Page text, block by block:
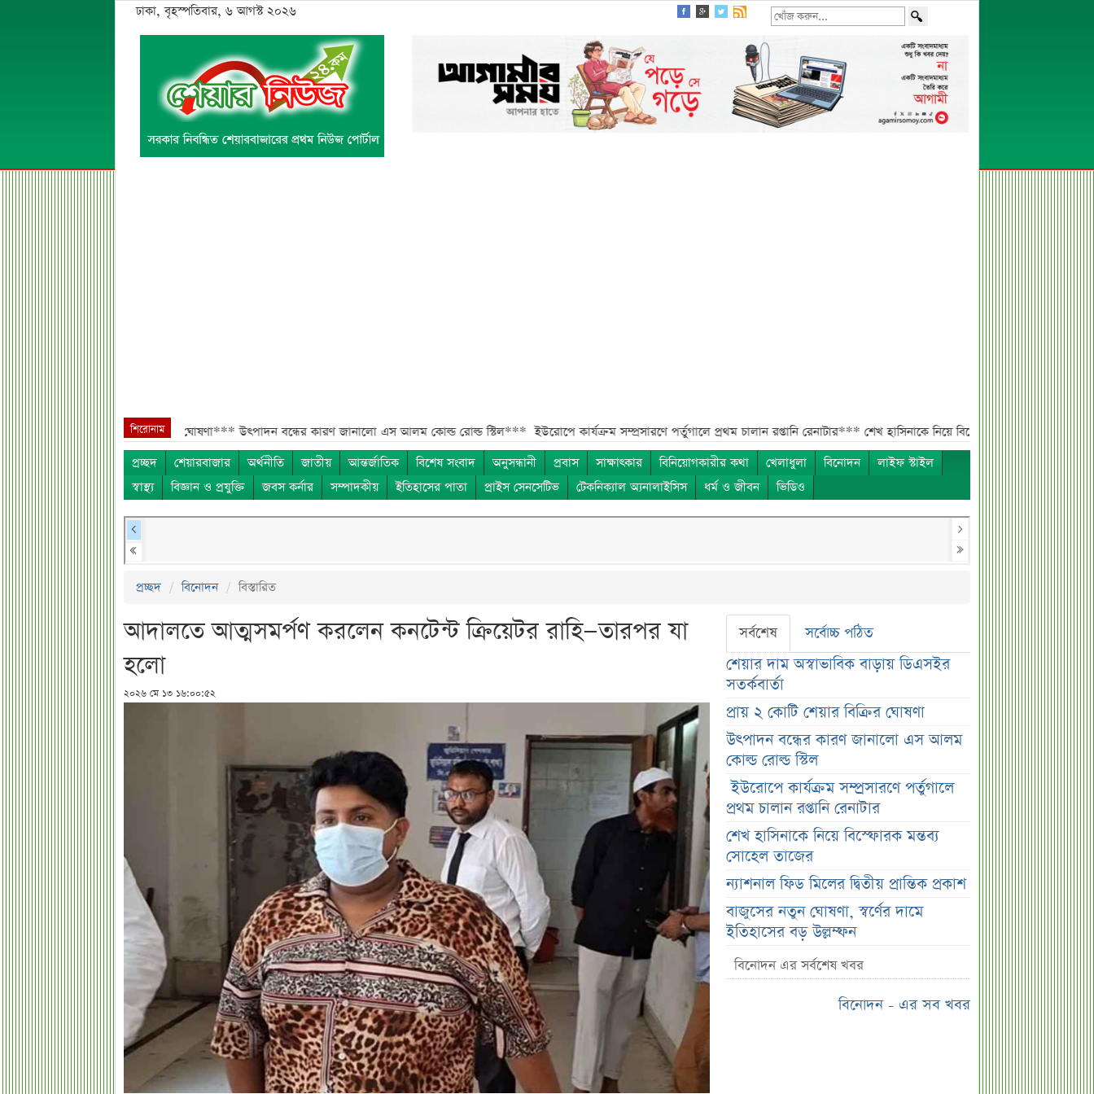
ঢাকা, বৃহস্পতিবার, ৬ আগস্ট ২০২৬
শিরোনাম
প্রায় ২ কোটি শেয়ার বিক্রির ঘোষণা*** উৎপাদন বন্ধের কারণ জানালো এস আলম কোল্ড রোল্ড স্টিল*** ইউরোপে কার্যক্রম সম্প্রসারণে পর্তুগালে প্রথম চালান রপ্তানি রেনাটার*** শেখ হাসিনাকে নিয়ে বিস্ফোরক মন্তব্য সোহেল তাজের***
প্রচ্ছদ
শেয়ারবাজার অর্থনীতি জাতীয় আন্তর্জাতিক বিশেষ সংবাদ অনুসন্ধানী প্রবাস সাক্ষাৎকার বিনিয়োগকারীর কথা খেলাধুলা বিনোদন
লাইফ স্টাইল
স্বাস্থ্য
বিজ্ঞান ও প্রযুক্তি জবস কর্নার সম্পাদকীয় ইতিহাসের পাতা প্রাইস সেনসেটিভ টেকনিক্যাল অ্যনালাইসিস ধর্ম ও জীবন ভিডিও
প্রচ্ছদ বিনোদন বিস্তারিত
আদালতে আত্মসমর্পণ করলেন কনটেন্ট ক্রিয়েটর রাহি—তারপর যা
হলো
২০২৬ মে ১৩ ১৬:০০:৫২
সর্বশেষ সর্বোচ্চ পঠিত
শেয়ার দাম অস্বাভাবিক বাড়ায় ডিএসইর
সতর্কবার্তা
প্রায় ২ কোটি শেয়ার বিক্রির ঘোষণা
উৎপাদন বন্ধের কারণ জানালো এস আলম
কোল্ড রোল্ড স্টিল
ইউরোপে কার্যক্রম সম্প্রসারণে পর্তুগালে
প্রথম চালান রপ্তানি রেনাটার
শেখ হাসিনাকে নিয়ে বিস্ফোরক মন্তব্য
সোহেল তাজের
ন্যাশনাল ফিড মিলের দ্বিতীয় প্রান্তিক প্রকাশ
বাজুসের নতুন ঘোষণা, স্বর্ণের দামে
ইতিহাসের বড় উল্লম্ফন
হাসিনার প্রোগ্রাম থেকে যে কারণে বের হয়ে
গেলেন ৪৪০০০ দর্শক
শেখ হাসিনার বক্তব্য ঘিরে ভারতকে কড়া
বিনোদন এর সর্বশেষ খবর
বিনোদন - এর সব খবর